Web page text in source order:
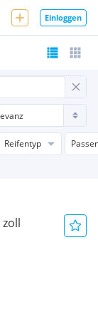
Einloggen
Reifentyp